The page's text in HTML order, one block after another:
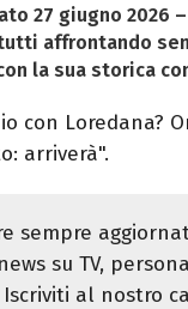
27 giugno 2026 –
affrontando
la sua storica
con Loredana?
arriverà".
sempre
su TV,
Iscriviti al nostro